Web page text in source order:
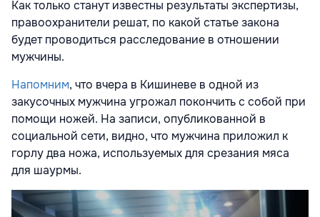
Как только станут известны результаты экспертизы,
правоохранители решат, по какой статье закона
будет проводиться расследование в отношении
мужчины.
Напомним, что вчера в Кишиневе в одной из
закусочных мужчина угрожал покончить с собой при
помощи ножей. На записи, опубликованной в
социальной сети, видно, что мужчина приложил к
горлу два ножа, используемых для срезания мяса
для шаурмы.